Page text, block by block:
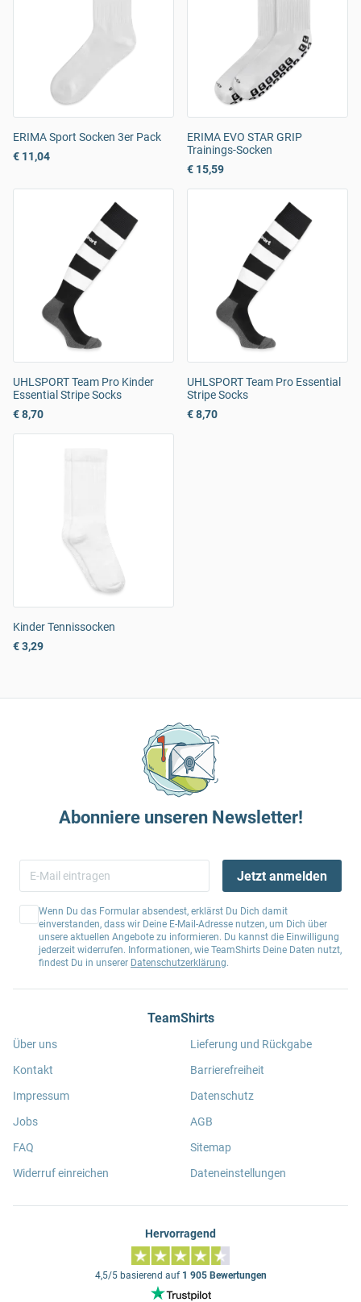
ERIMA Sport Socken 3er Pack
€ 11,04
ERIMA EVO STAR GRIP
Trainings-Socken
€ 15,59
UHLSPORT Team Pro Kinder
Essential Stripe Socks
€ 8,70
UHLSPORT Team Pro Essential
Stripe Socks
€ 8,70
Kinder Tennissocken
€ 3,29
Abonniere unseren Newsletter!
Jetzt anmelden
Wenn Du das Formular absendest, erklärst Du Dich damit
einverstanden, dass wir Deine E-Mail-Adresse nutzen, um Dich über
unsere aktuellen Angebote zu informieren. Du kannst die Einwilligung
jederzeit widerrufen. Informationen, wie TeamShirts Deine Daten nutzt,
findest Du in unserer Datenschutzerklärung.
TeamShirts
Über uns
Kontakt
Impressum
Jobs
FAQ
Widerruf einreichen
Lieferung und Rückgabe
Barrierefreiheit
Datenschutz
AGB
Sitemap
Dateneinstellungen
Hervorragend
4,5/5 basierend auf 1 905 Bewertungen